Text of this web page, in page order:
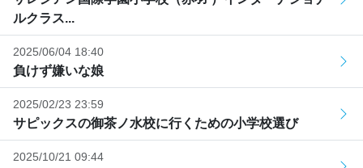
ルクラス...
2025/06/04 18:40
負けず嫌いな娘
2025/02/23 23:59
サピックスの御茶ノ水校に行くための小学校選び
2025/10/21 09:44